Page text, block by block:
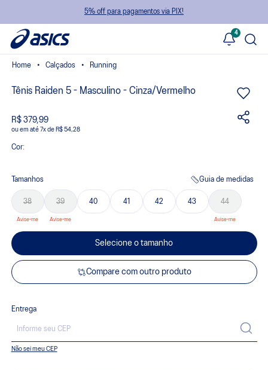
5% off para pagamentos via PIX!
4
Calçados Running
Tênis Raiden 5 - Masculino - Cinza/Vermelho
R$ 379,99
ou 7xde R$ 54,28
Cor:
Tamanhos Guia de medidas
38 39 40 41 42 43 44
Selecione o tamanho
Compare com outro produto
Entrega
Não sei meu CEP